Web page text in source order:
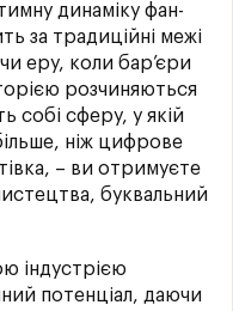
динаміку фан-
за традиційні межі
еру, коли бар’єри
розчиняються
собі сферу, у якій
ніж цифрове
– ви отримуєте
буквальний
індустрією
потенціал, даючи